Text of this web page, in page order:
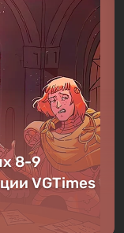
8-9
VGTimes